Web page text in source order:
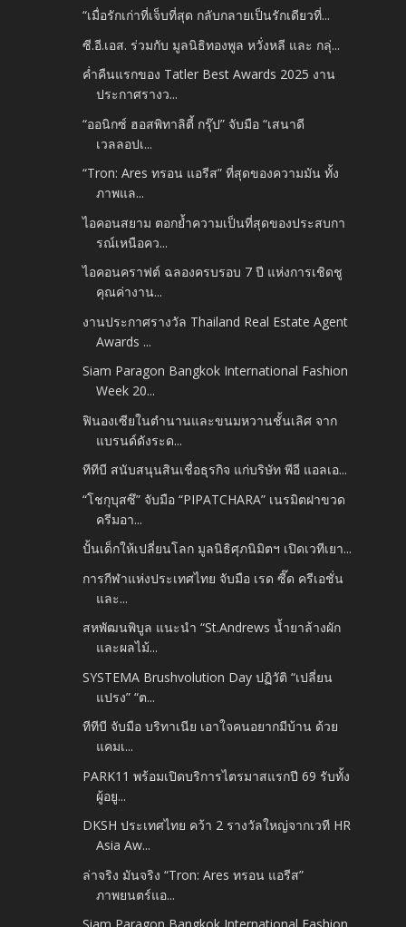
“เมื่อรักเก่าที่เจ็บที่สุด กลับกลายเป็นรักเดียวที่...
ซี.อี.เอส. ร่วมกับ มูลนิธิทองพูล หวั่งหลี และ กลุ่...
ค่ำคืนแรกของ Tatler Best Awards 2025 งาน
ประกาศรางว...
“ออนิกซ์ ฮอสพิทาลิตี้ กรุ๊ป” จับมือ “เสนาดี
เวลลอปเ...
“Tron: Ares ทรอน แอรีส” ที่สุดของความมัน ทั้ง
ภาพแล...
ไอคอนสยาม ตอกย้ำความเป็นที่สุดของประสบกา
รณ์เหนือคว...
ไอคอนคราฟต์ ฉลองครบรอบ 7 ปี แห่งการเชิดชู
คุณค่างาน...
งานประกาศรางวัล Thailand Real Estate Agent
Awards ...
Siam Paragon Bangkok International Fashion
Week 20...
ฟินองเซียในตำนานและขนมหวานชั้นเลิศ จาก
แบรนด์ดังระด...
ทีทีบี สนับสนุนสินเชื่อธุรกิจ แก่บริษัท พีอี แอลเอ...
“โชกุบุสซึ” จับมือ “PIPATCHARA” เนรมิตฝาขวด
ครีมอา...
ปั้นเด็กให้เปลี่ยนโลก มูลนิธิศุภนิมิตฯ เปิดเวทีเยา...
การกีฬาแห่งประเทศไทย จับมือ เรด ซี๊ด ครีเอชั่น
และ...
สหพัฒนพิบูล แนะนำ “St.Andrews น้ำยาล้างผัก
และผลไม้...
SYSTEMA Brushvolution Day ปฏิวัติ “เปลี่ยน
แปรง” “ต...
ทีทีบี จับมือ บริทาเนีย เอาใจคนอยากมีบ้าน ด้วย
แคมเ...
PARK11 พร้อมเปิดบริการไตรมาสแรกปี 69 รับทั้ง
ผู้อยู...
DKSH ประเทศไทย คว้า 2 รางวัลใหญ่จากเวที HR
Asia Aw...
ล่าจริง มันจริง “Tron: Ares ทรอน แอรีส”
ภาพยนตร์แอ...